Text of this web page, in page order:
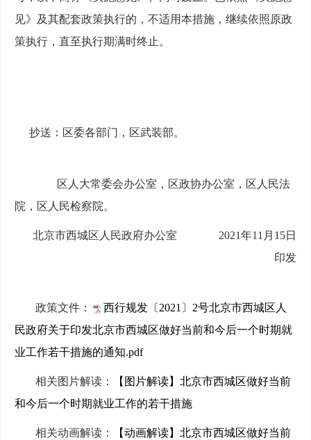
见》及其配套政策执行的，不适用本措施，继续依照原政
策执行，直至执行期满时终止。
抄送：区委各部门，区武装部。
区人大常委会办公室，区政协办公室，区人民法
院，区人民检察院。
北京市西城区人民政府办公室 2021年11月15日
印发
政策文件：
西行规发〔2021〕2号北京市西城区人
民政府关于印发北京市西城区做好当前和今后一个时期就
业工作若干措施的通知.pdf
相关图片解读：
【图片解读】北京市西城区做好当前
和今后一个时期就业工作的若干措施
相关动画解读：
【动画解读】北京市西城区做好当前